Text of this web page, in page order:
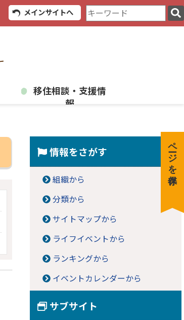
メインサイトへ
検
索
移住相談・支援情
報
情報をさがす
組織から
分類から
サイトマップから
ライフイベントから
ランキングから
イベントカレンダーから
サブサイト
ページを保存